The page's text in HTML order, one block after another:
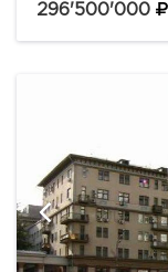
набережной. В
296'500'000